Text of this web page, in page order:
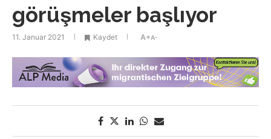
görüşmeler başlıyor
11. Januar 2021 Kaydet A+A-